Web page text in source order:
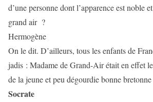
d’une personne dont l’apparence est noble
grand air ?
Hermogène
On le dit. D’ailleurs, tous les enfants de
jadis : Madame de Grand-Air était en effet
de la jeune et peu dégourdie bonne
Socrate